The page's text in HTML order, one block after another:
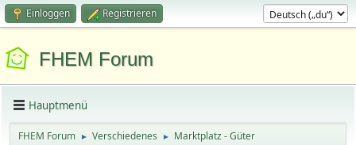
Einloggen Registrieren
FHEM Forum
Hauptmenü
FHEM Forum ► Verschiedenes ► Marktplatz - Güter